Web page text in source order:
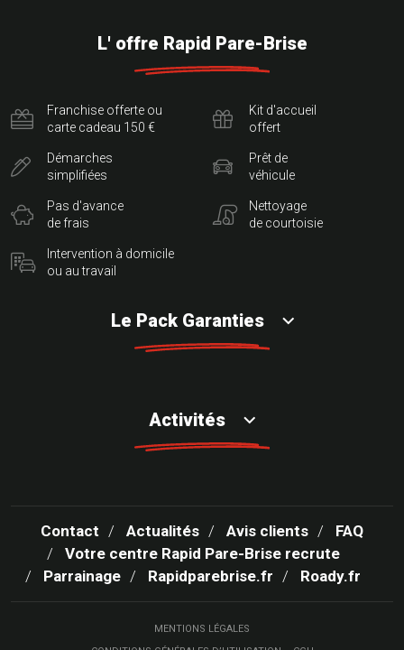
L' offre Rapid Pare-Brise
Franchise offerte ou
carte cadeau 150 €
Démarches
simplifiées
Pas d'avance
de frais
Intervention à domicile
ou au travail
Kit d'accueil
offert
Prêt de
véhicule
Nettoyage
de courtoisie
Le Pack Garanties
Activités
Contact Actualités Avis clients
FAQ
Votre centre Rapid Pare-Brise recrute
Parrainage
Rapidparebrise.fr Roady.fr
MENTIONS LÉGALES